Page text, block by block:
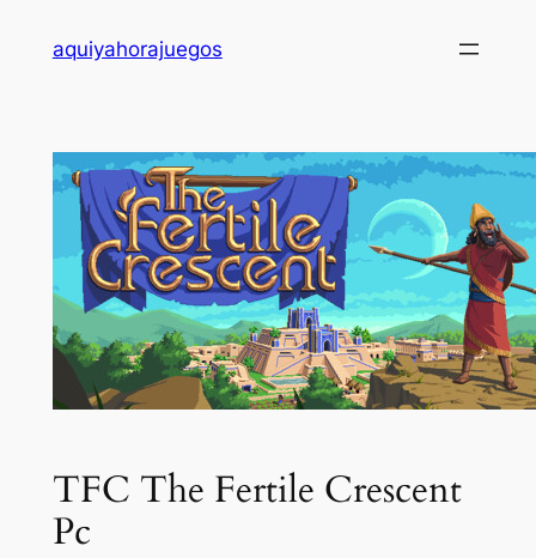
aquiyahorajuegos
TFC The Fertile Crescent
Pc